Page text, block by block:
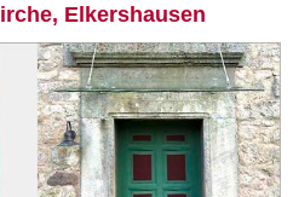
Elkershausen